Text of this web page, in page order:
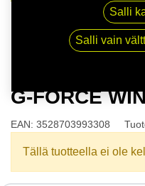
165/65R14 79T
G-FORCE
EAN: 3528703993308
Tällä tuotteella ei ole
Salli
Salli vain